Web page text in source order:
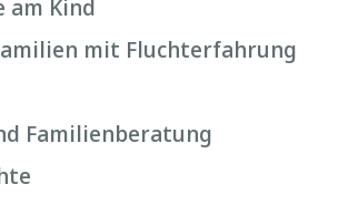
am Kind
mit Fluchterfahrung
Familienberatung